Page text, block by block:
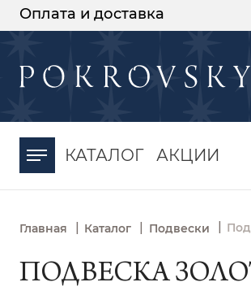
Оплата и доставка
КАТАЛОГ АКЦИИ
Главная | Каталог | Подвески
ПОДВЕСКА
-30%
момента оплаты